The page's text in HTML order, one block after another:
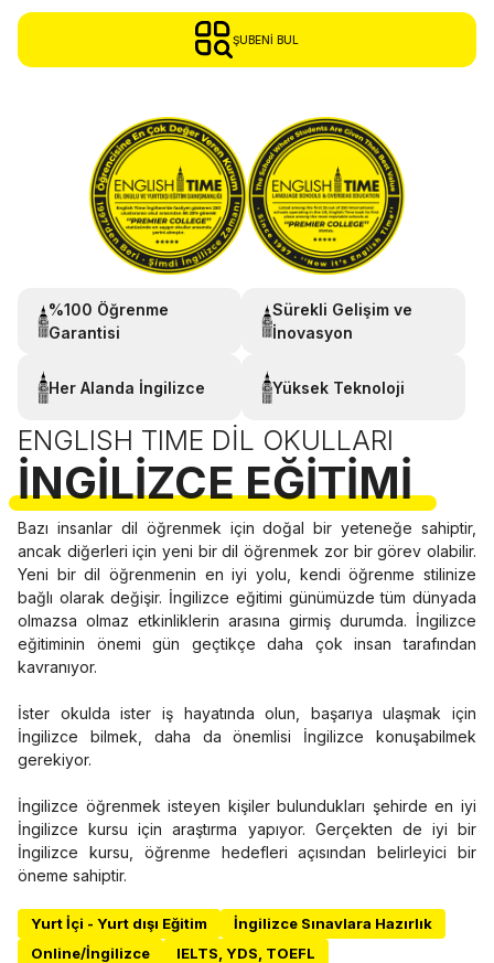
ŞUBENI BUL
%100 Öğrenme
Garantisi
Sürekli Gelişim ve
İnovasyon
Her Alanda İngilizce Yüksek Teknoloji
ENGLISH TIME DIL OKULLARI
İNGILIZCE EĞITIMI
Bazı insanlar dil öğrenmek için doğal bir yeteneğe sahiptir,
ancak diğerleri için yeni bir dil öğrenmek zor bir görev olabilir.
Yeni bir dil öğrenmenin en iyi yolu, kendi öğrenme stilinize
bağlı olarak değişir. İngilizce eğitimi günümüzde tüm dünyada
olmazsa olmaz etkinliklerin arasına girmiş durumda. İngilizce
eğitiminin önemi gün geçtikçe daha çok insan tarafından
kavranıyor.
İster okulda ister iş hayatında olun, başarıya ulaşmak için
İngilizce bilmek, daha da önemlisi İngilizce konuşabilmek
gerekiyor.
İngilizce öğrenmek isteyen kişiler bulundukları şehirde en iyi
İngilizce kursu için araştırma yapıyor. Gerçekten de iyi bir
İngilizce kursu, öğrenme hedefleri açısından belirleyici bir
öneme sahiptir.
Yurt İçi - Yurt dışı Eğitim
İngilizce Sınavlara Hazırlık
Online/İngilizce
IELTS, YDS, TOEFL